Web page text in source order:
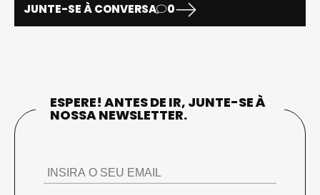
JUNTE-SE À CONVERSA 0
ESPERE! ANTES DE IR, JUNTE-SE À
NOSSA NEWSLETTER.